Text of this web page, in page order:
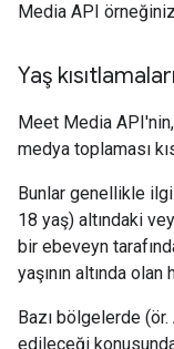
Media API
Yaş kısıtlamaları
Meet Media API'nin,
medya toplaması
Bunlar genellikle
18 yaş) altındaki
bir ebeveyn
yaşının altında olan
Bazı bölgelerde
edileceği